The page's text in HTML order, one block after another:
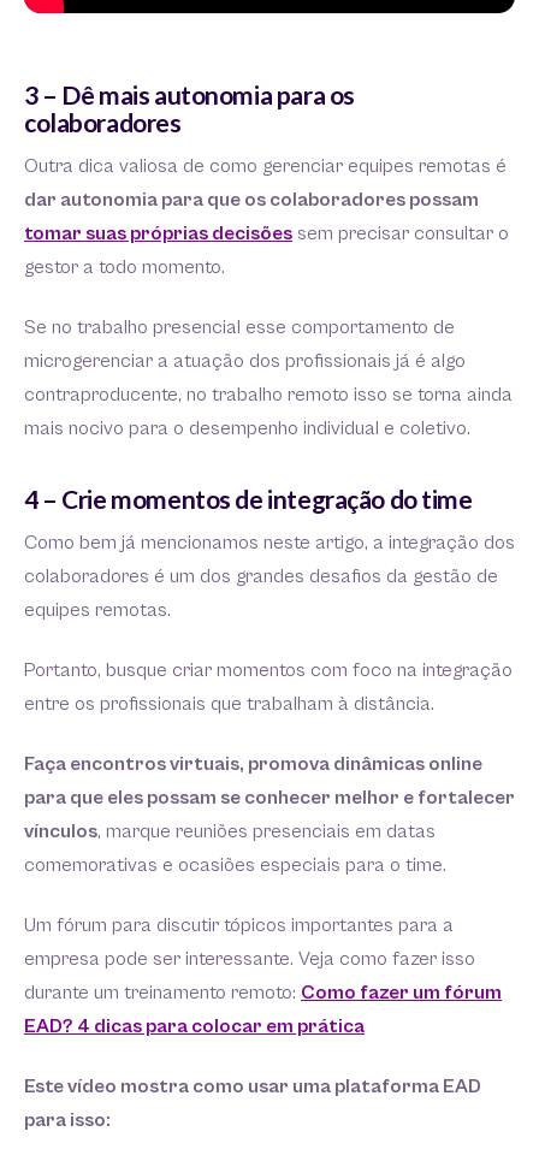
3 – Dê mais autonomia para os
colaboradores
Outra dica valiosa de como gerenciar equipes remotas é
dar autonomia para que os colaboradores possam
tomar suas próprias decisões sem precisar consultar o
gestor a todo momento.
Se no trabalho presencial esse comportamento de
microgerenciar a atuação dos profissionais já é algo
contraproducente, no trabalho remoto isso se torna ainda
mais nocivo para o desempenho individual e coletivo.
4 – Crie momentos de integração do time
Como bem já mencionamos neste artigo, a integração dos
colaboradores é um dos grandes desafios da gestão de
equipes remotas.
Portanto, busque criar momentos com foco na integração
entre os profissionais que trabalham à distância.
Faça encontros virtuais, promova dinâmicas online
para que eles possam se conhecer melhor e fortalecer
vínculos, marque reuniões presenciais em datas
comemorativas e ocasiões especiais para o time.
Um fórum para discutir tópicos importantes para a
empresa pode ser interessante. Veja como fazer isso
durante um treinamento remoto: Como fazer um fórum
EAD? 4 dicas para colocar em prática
Este vídeo mostra como usar uma plataforma EAD
para isso: